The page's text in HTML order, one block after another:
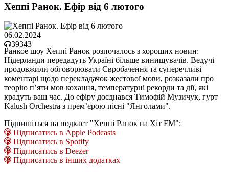
Хеппі Ранок. Ефір від 6 лютого
06.02.2024
39343
Ранкое шоу Хеппі Ранок розпочалось з хороших новин:
Нідерланди передадуть Україні більше винищувачів. Ведучі
продовжили обговорювати Євробачення та суперечливі
коментарі щодо перекладачок жестової мови, розказали про
теорію пʼяти мов кохання, температурні рекорди та дії, які
крадуть ваш час. До ефіру доєднався Тимофій Музичук, гурт
Kalush Orchestra з премʼєрою пісні "Янголами".
Підпишіться на подкаст "Хеппі Ранок на Хіт FM":
Підписатись в Apple Podcasts
Підписатись в Spotify
Підписатись в Deezer
Підписатись в інших додатках